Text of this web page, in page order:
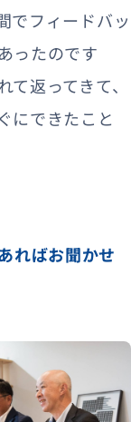
でフィードバッ
ったのです
返ってきて、
にできたこと
ればお聞かせ